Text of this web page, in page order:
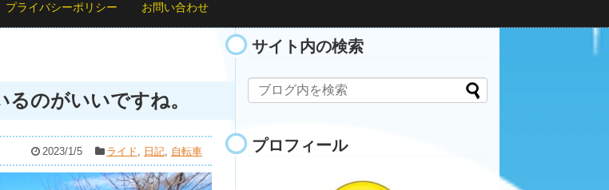
プライバシーポリシー お問い合わせ
のがいいですね。
2023/1/5 ライド, 日記, 自転車
サイト内の検索
プロフィール